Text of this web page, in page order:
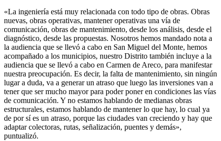
«La ingeniería está muy relacionada con todo tipo de obras. Obras
nuevas, obras operativas, mantener operativas una vía de
comunicación, obras de mantenimiento, desde los análisis, desde el
diagnóstico, desde las propuestas. Nosotros hemos mandado nota a
la audiencia que se llevó a cabo en San Miguel del Monte, hemos
acompañado a los municipios, nuestro Distrito también incluye a la
audiencia que se llevó a cabo en Carmen de Areco, para manifestar
nuestra preocupación. Es decir, la falta de mantenimiento, sin ningún
lugar a duda, va a generar un atraso que luego las inversiones van a
tener que ser mucho mayor para poder poner en condiciones las vías
de comunicación. Y no estamos hablando de medianas obras
estructurales, estamos hablando de mantener lo que hay, lo cual ya
de por sí es un atraso, porque las ciudades van creciendo y hay que
adaptar colectoras, rutas, señalización, puentes y demás»,
puntualizó.